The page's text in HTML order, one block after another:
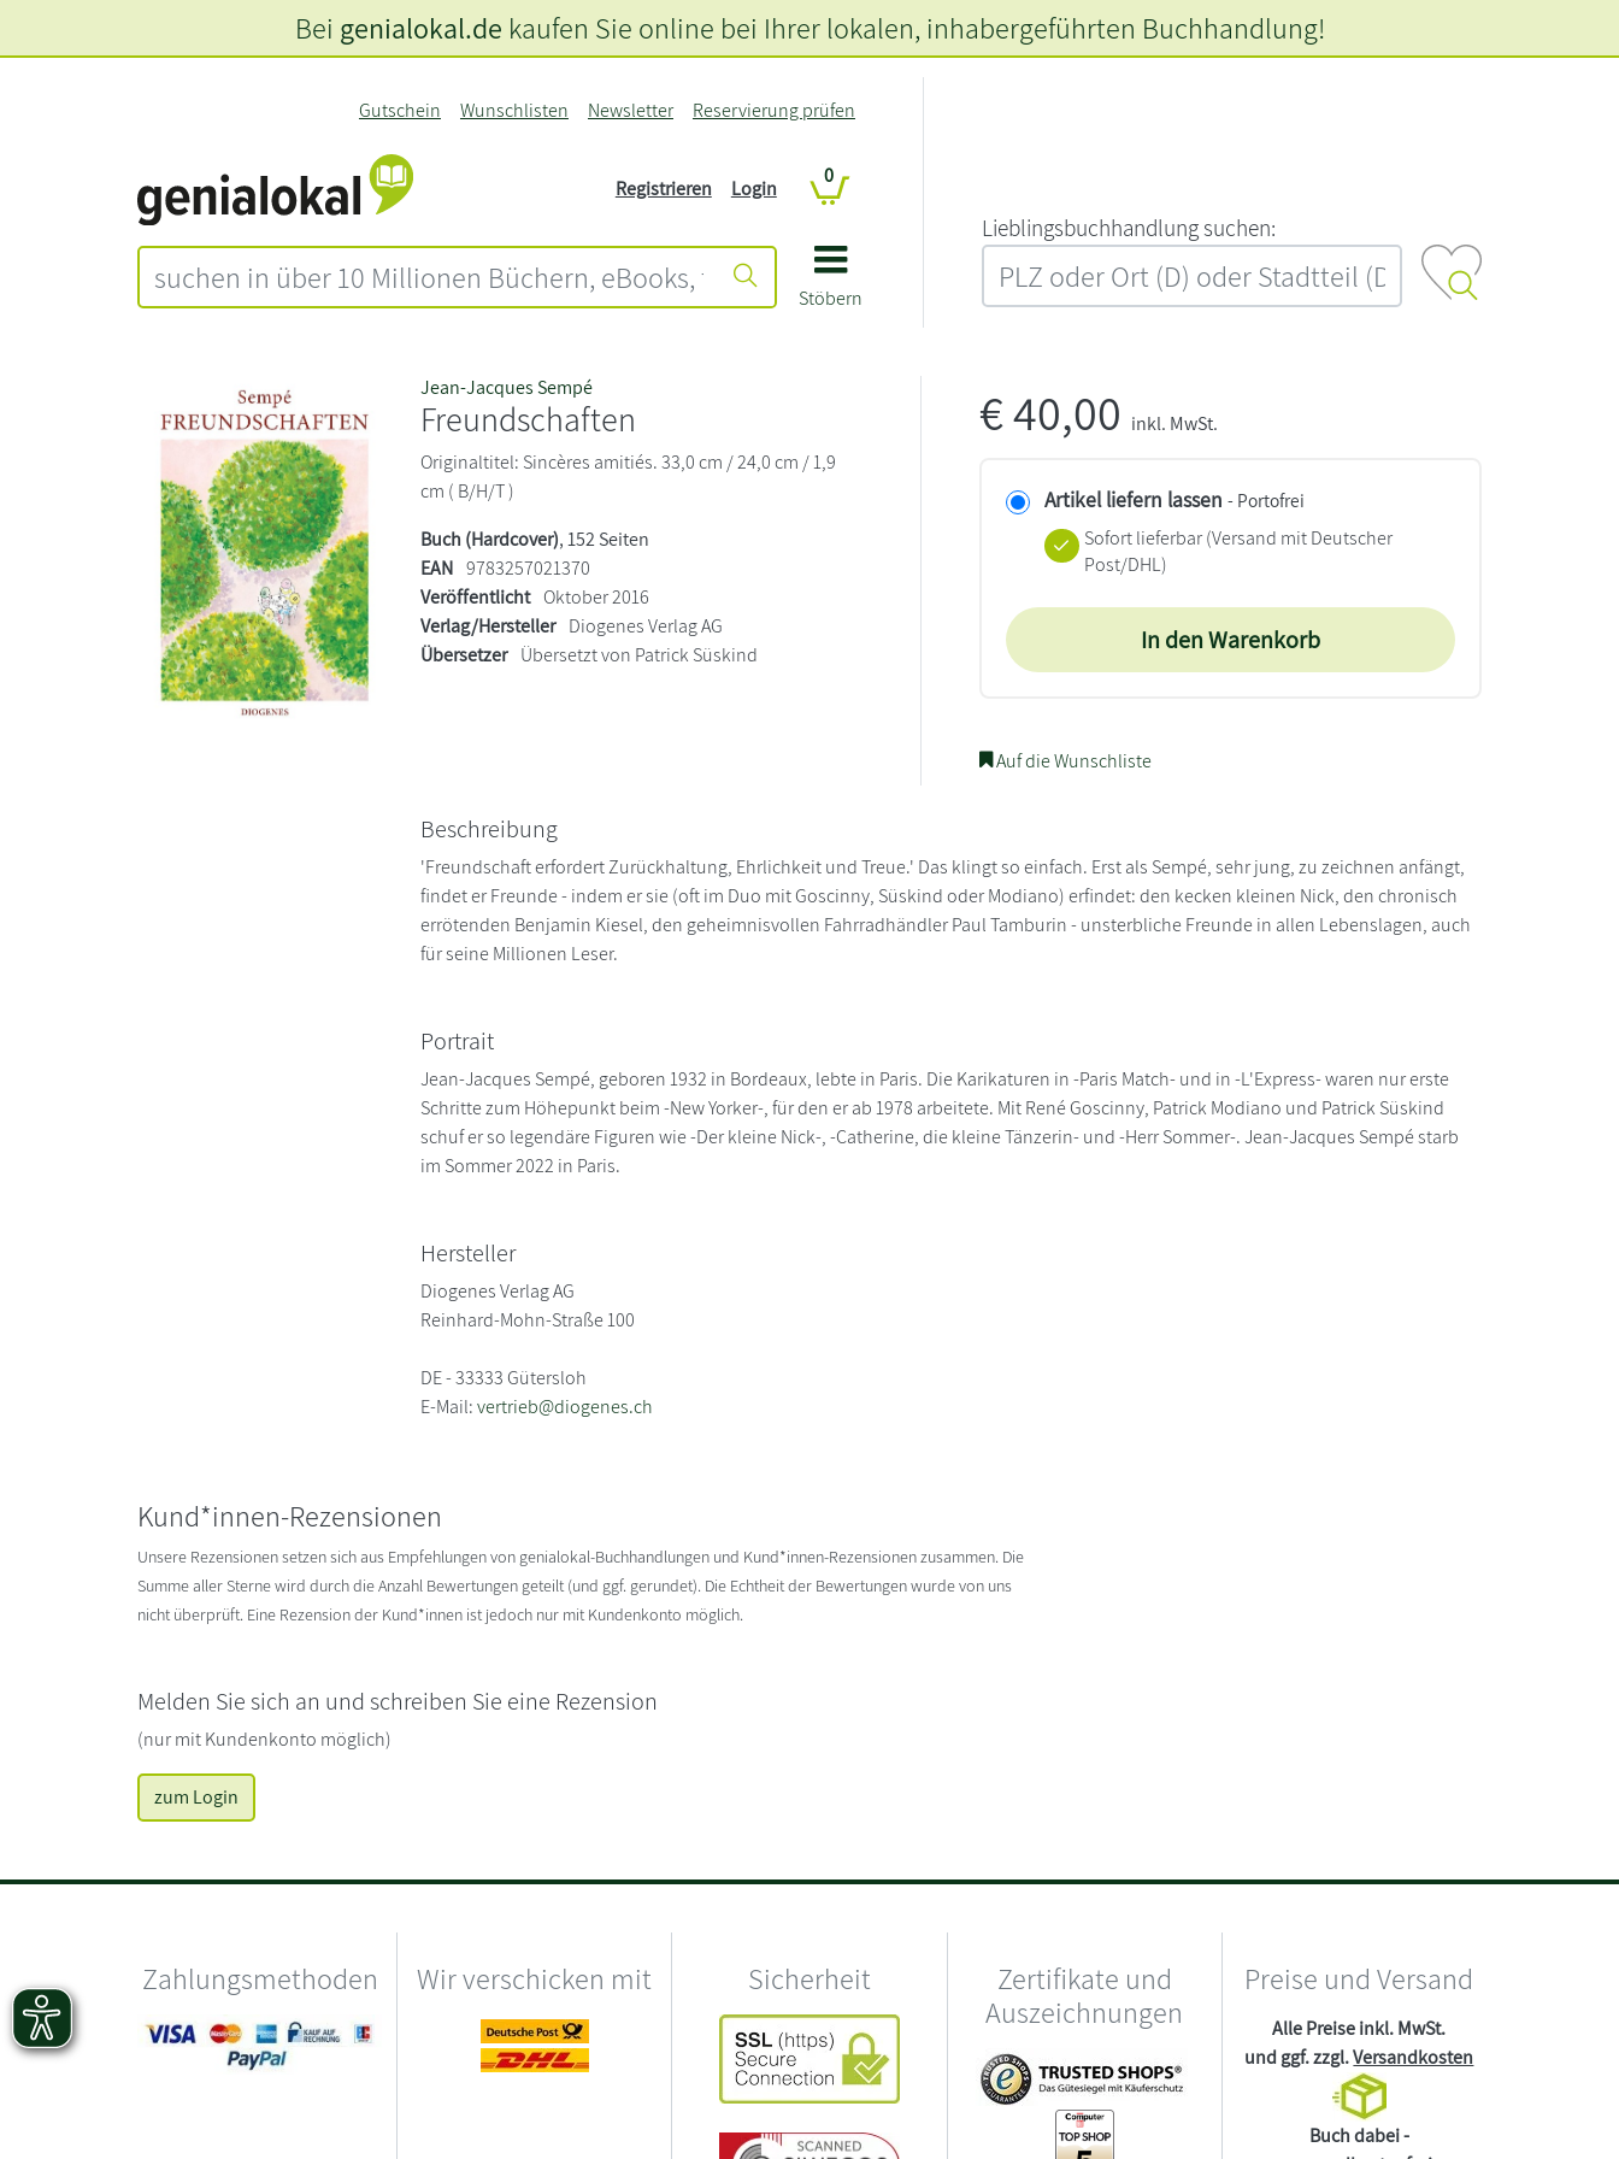
Stöbern
Gutschein Wunschlisten Newsletter Reservierung prüfen
Registrieren Login
0
L‍i‍e‍b‍l‍i‍n‍g‍s‍b‍u‍c‍h‍h‍a‍n‍d‍l‍u‍n‍g‍ ‍s‍u‍c‍h‍e‍n‍:‍
Bei genialokal.de kaufen Sie online bei Ihrer lokalen, inhabergeführten Buchhandlung!
Jean-Jacques Sempé
Freundschaften
Originaltitel: Sincères amitiés. 33,0 cm / 24,0 cm / 1,9
cm ( B/H/T )
Buch (Hardcover), 152 Seiten
EAN 9783257021370
Veröffentlicht Oktober 2016
Verlag/Hersteller Diogenes Verlag AG
Übersetzer Übersetzt von Patrick Süskind
€40,00 inkl. MwSt.
Artikel liefern lassen - Portofrei
Sofort lieferbar(Versand mit Deutscher
Post/DHL)
In den Warenkorb
Auf die Wunschliste
Beschreibung
'Freundschaft erfordert Zurückhaltung, Ehrlichkeit und Treue.' Das klingt so einfach. Erst als Sempé, sehr jung, zu zeichnen anfängt,
findet er Freunde - indem er sie (oft im Duo mit Goscinny, Süskind oder Modiano) erfindet: den kecken kleinen Nick, den chronisch
errötenden Benjamin Kiesel, den geheimnisvollen Fahrradhändler Paul Tamburin - unsterbliche Freunde in allen Lebenslagen, auch
für seine Millionen Leser.
Portrait
Jean-Jacques Sempé, geboren 1932 in Bordeaux, lebte in Paris. Die Karikaturen in -Paris Match- und in -L'Express- waren nur erste
Schritte zum Höhepunkt beim -New Yorker-, für den er ab 1978 arbeitete. Mit René Goscinny, Patrick Modiano und Patrick Süskind
schuf er so legendäre Figuren wie -Der kleine Nick-, -Catherine, die kleine Tänzerin- und -Herr Sommer-. Jean-Jacques Sempé starb
im Sommer 2022 in Paris.
Hersteller
Diogenes Verlag AG
Reinhard-Mohn-Straße 100
DE - 33333 Gütersloh
E-Mail:vertrieb@diogenes.ch
Kund*innen-Rezensionen
Unsere Rezensionen setzen sich aus Empfehlungen von genialokal-Buchhandlungen und Kund*innen-Rezensionen zusammen. Die
Summe aller Sterne wird durch die Anzahl Bewertungen geteilt (und ggf. gerundet). Die Echtheit der Bewertungen wurde von uns
nicht überprüft. Eine Rezension der Kund*innen ist jedoch nur mit Kundenkonto möglich.
Melden Sie sich an und schreiben Sie eine Rezension
(nur mit Kundenkonto möglich)
zum Login
Zahlungsmethoden Wir verschicken mit Sicherheit
Zertifikate und
Auszeichnungen
Preise und Versand
Alle Preise inkl. MwSt.
und ggf. zzgl.Versandkosten
Buch dabei -